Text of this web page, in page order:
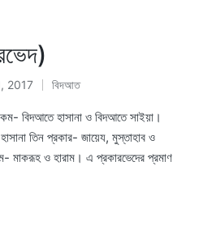
2017
Posted
in
বিদআত
বিদআতে হাসানা ও বিদআতে সাইয়া।
তিন প্রকার- জায়েয, মুস্তাহাব ও
মাকরূহ ও হারাম। এ প্রকারভেদের প্রমাণ